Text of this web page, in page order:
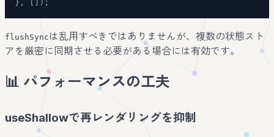
} , [ ] ) ;
flushSync は乱用すべきではありませんが、複数の状態スト
アを厳密に同期させる必要がある場合には有効です。
📊 パフォーマンスの工夫
useShallowで再レンダリングを抑制